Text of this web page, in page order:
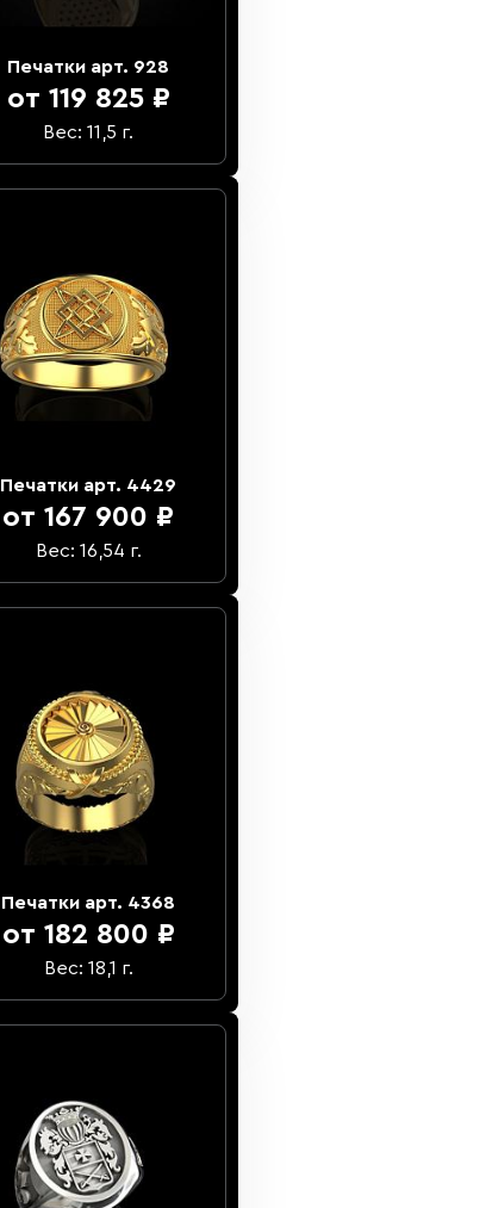
Печатки арт. 928
от 119 825 ₽
Вес: 11,5 г.
Печатки арт. 4429
от 167 900 ₽
Вес: 16,54 г.
Печатки арт. 4368
от 182 800 ₽
Вес: 18,1 г.